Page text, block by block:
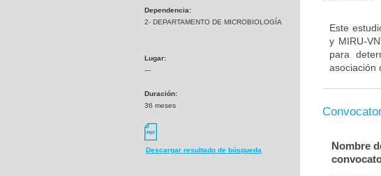
Dependencia:
2- DEPARTAMENTO DE MICROBIOLOGÍA
Lugar:
---
Duración:
36 meses
Descargar resultado de búsqueda
Este
y MIRU-
para
asociación
Nombre